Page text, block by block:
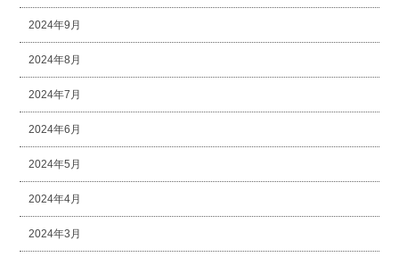
2024年9月
2024年8月
2024年7月
2024年6月
2024年5月
2024年4月
2024年3月